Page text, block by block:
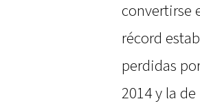
convertirse
récord
perdidas
2014 y la